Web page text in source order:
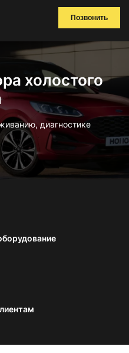
Позвонить
холостого
диагностике